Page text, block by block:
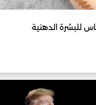
للبشرة الدهنية